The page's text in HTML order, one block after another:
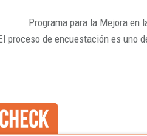
Programa para la Mejora en
proceso de encuestación es uno